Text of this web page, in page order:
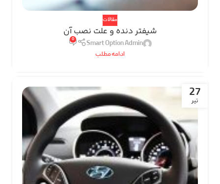
مقالات
شیفتر دنده و علت نصب آن
Smart Option Admin
0
ادامه مطلب
27
تیر